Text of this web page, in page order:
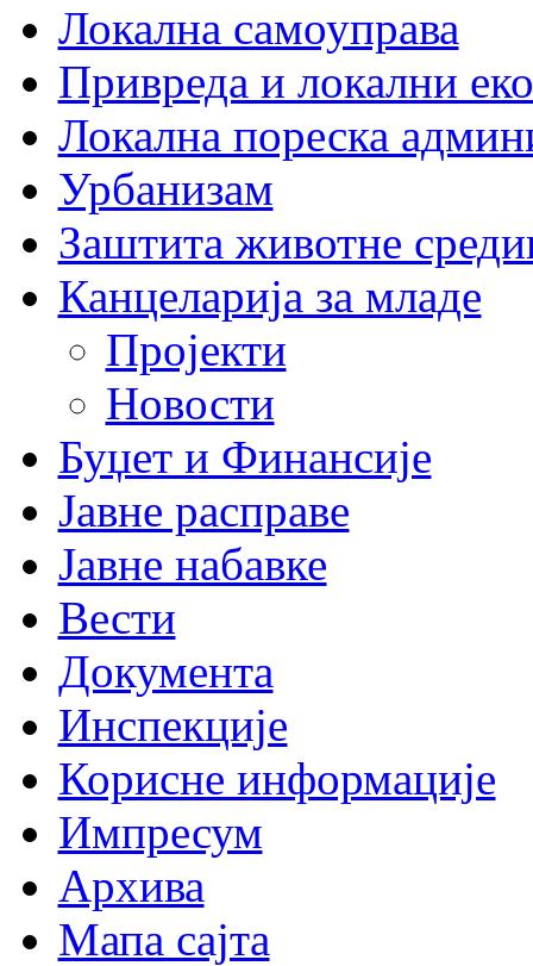
Локална самоуправа
Привреда и локални
Локална пореска
Урбанизам
Заштита животне
Канцеларија за младе
Пројекти
Новости
Буџет и Финансије
Јавне расправе
Јавне набавке
Вести
Документа
Инспекције
Корисне информације
Импресум
Архива
Мапа сајта